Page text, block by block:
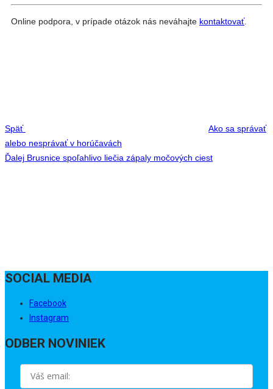
Online podpora, v prípade otázok nás neváhajte kontaktovať.
Späť
Ako sa správať
alebo nesprávať v horúčavách
Next
Ďalej Brusnice spoľahlivo liečia zápaly močových ciest
SOCIAL MEDIA
Facebook
Instagram
ODBER NOVINIEK